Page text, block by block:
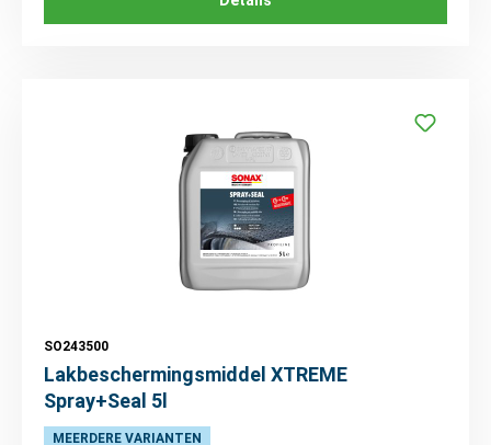
SO243500
Lakbeschermingsmiddel XTREME
Spray+Seal 5l
MEERDERE VARIANTEN